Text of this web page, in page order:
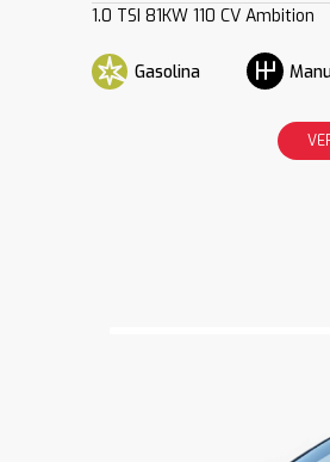
1.0 TSI 81KW 110 CV Ambition
Gasolina